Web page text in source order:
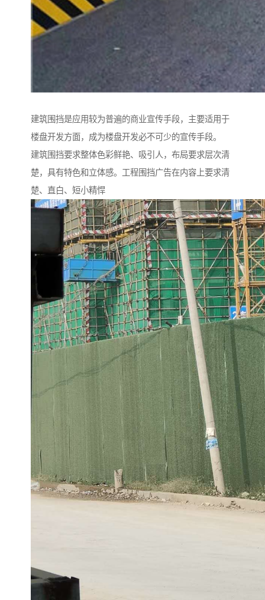
建筑围挡是应用较为普遍的商业宣传手段，主要适用于
楼盘开发方面，成为楼盘开发必不可少的宣传手段。
建筑围挡要求整体色彩鲜艳、吸引人，布局要求层次清
楚，具有特色和立体感。工程围挡广告在内容上要求清
楚、直白、短小精悍